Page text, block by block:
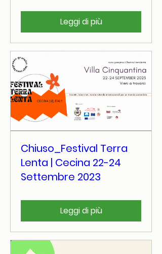
Leggi di più
Chiuso_Festival Terra
Lenta | Cecina 22-24
Settembre 2023
Leggi di più